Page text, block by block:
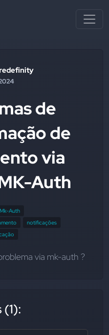
de
de
via
Auth
Mk-Auth
notificações
via mk-auth ?